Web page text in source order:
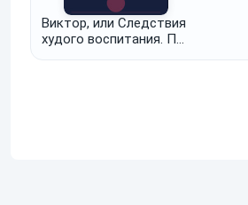
Виктор, или Следствия
худого воспитания. П….